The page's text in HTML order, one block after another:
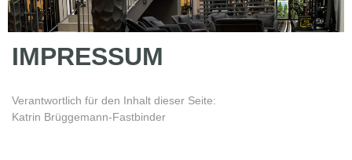
IMPRESSUM
Verantwortlich für den Inhalt dieser Seite:
Katrin Brüggemann-Fastbinder